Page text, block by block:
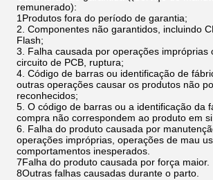
remunerado):
1Produtos fora do período de garantia;
2. Componentes não garantidos, incluindo
Flash;
3. Falha causada por operações impróprias
circuito de PCB, ruptura;
4. Código de barras ou identificação de
outras operações causar os produtos não
reconhecidos;
5. O código de barras ou a identificação da
compra não correspondem ao produto em
6. Falha do produto causada por
operações impróprias, operações de mau
comportamentos inesperados.
7Falha do produto causada por força maior.
8Outras falhas causadas durante o parto.